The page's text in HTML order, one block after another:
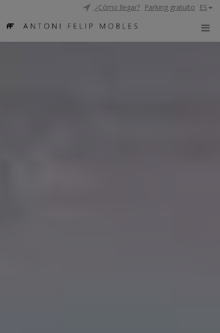
¿Cómo llegar? Parking gratuito ES